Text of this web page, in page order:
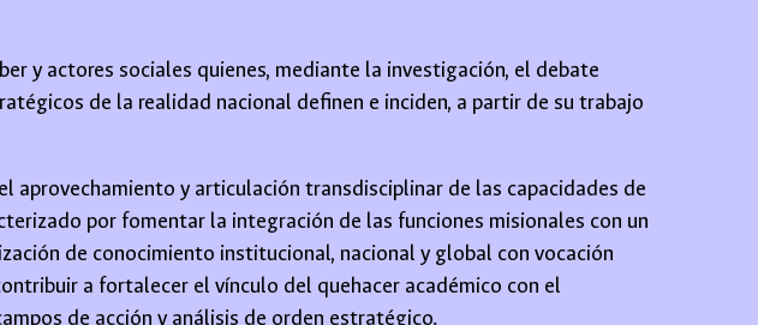
y actores sociales quienes, mediante la investigación, el debate
de la realidad nacional definen e inciden, a partir de su trabajo
y articulación transdisciplinar de las capacidades de
por fomentar la integración de las funciones misionales con un
de conocimiento institucional, nacional y global con vocación
a fortalecer el vínculo del quehacer académico con el
de acción y análisis de orden estratégico.